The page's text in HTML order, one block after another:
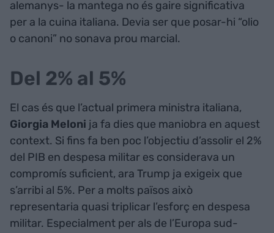
alemanys- la mantega no és gaire significativa
per a la cuina italiana. Devia ser que posar-hi “olio
o canoni” no sonava prou marcial.
Del 2% al 5%
El cas és que l’actual primera ministra italiana,
Giorgia Meloni ja fa dies que maniobra en aquest
context. Si fins fa ben poc l’objectiu d’assolir el 2%
del PIB en despesa militar es considerava un
compromís suficient, ara Trump ja exigeix que
s’arribi al 5%. Per a molts països això
representaria quasi triplicar l’esforç en despesa
militar. Especialment per als de l’Europa sud-